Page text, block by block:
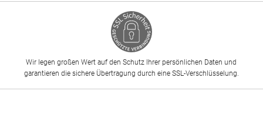
Wir legen großen Wert auf den Schutz Ihrer persönlichen Daten und
garantieren die sichere Übertragung durch eine SSL-Verschlüsselung.